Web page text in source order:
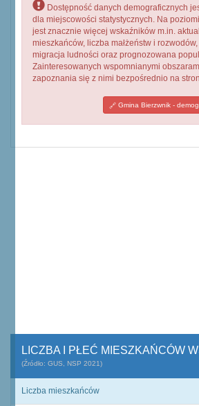
Dostępność danych demograficznych
dla miejscowości statystycznych. Na
jest znacznie więcej wskaźników m.in.
mieszkańców, liczba małżeństw i
migracja ludności oraz prognozowana
Zainteresowanych wspomnianymi
zapoznania się z nimi bezpośrednio na
Gmina Bierzwnik -
LICZBA I PŁEĆ MIESZKAŃCÓW
(Źródło: GUS, NSP 2021)
Liczba mieszkańców